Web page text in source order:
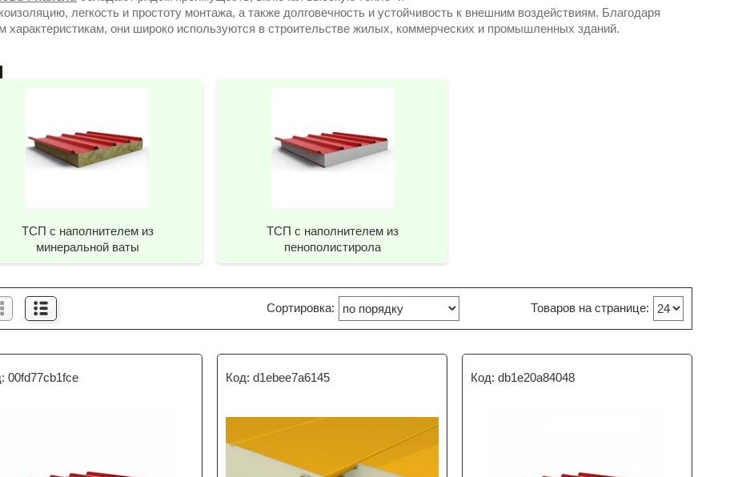
легкость и простоту монтажа, а также долговечность и устойчивость к внешним воздействиям. Благодаря
характеристикам, они широко используются в строительстве жилых, коммерческих и промышленных зданий.
ТСП с наполнителем из
минеральной ваты
ТСП с наполнителем из
пенополистирола
00fd77cb1fce d1ebee7a6145 db1e20a84048